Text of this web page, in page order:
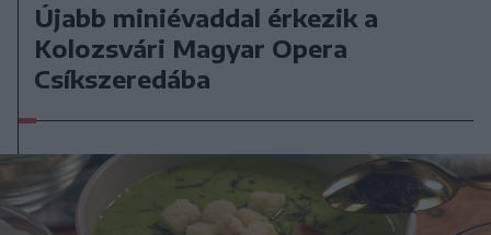
Újabb miniévaddal érkezik a
Kolozsvári Magyar Opera
Csíkszeredába